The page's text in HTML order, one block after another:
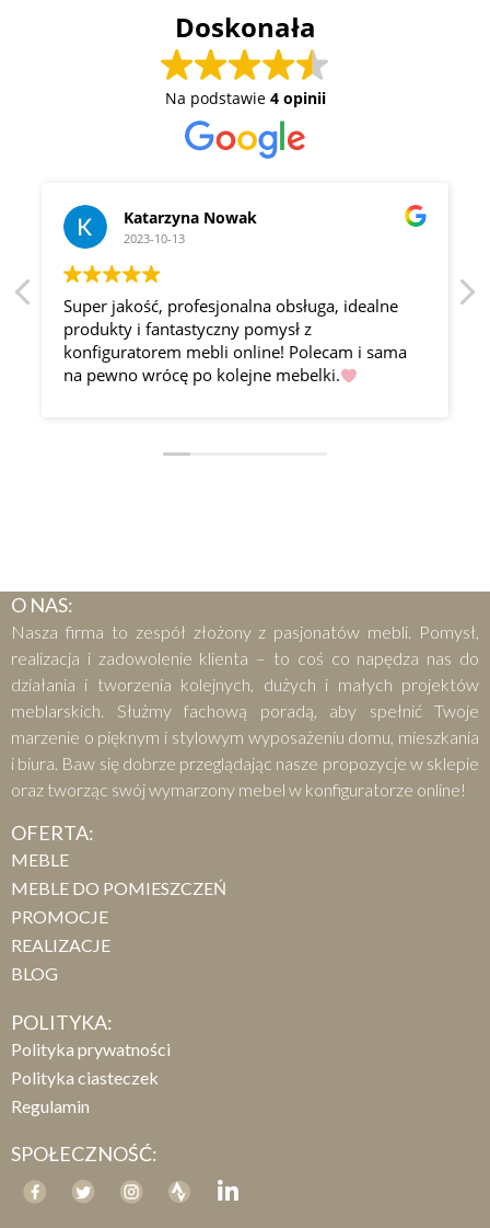
Doskonała
Na podstawie 4 opinii
Katarzyna Nowak
2023-10-13
Super jakość, profesjonalna obsługa, idealne
produkty i fantastyczny pomysł z
konfiguratorem mebli online! Polecam i sama
na pewno wrócę po kolejne mebelki.
O NAS:
Nasza firma to zespół złożony z pasjonatów mebli. Pomysł,
realizacja i zadowolenie klienta – to coś co napędza nas do
działania i tworzenia kolejnych, dużych i małych projektów
meblarskich. Służmy fachową poradą, aby spełnić Twoje
marzenie o pięknym i stylowym wyposażeniu domu, mieszkania
i biura. Baw się dobrze przeglądając nasze propozycje w sklepie
oraz tworząc swój wymarzony mebel w konfiguratorze online!
OFERTA:
MEBLE
MEBLE DO POMIESZCZEŃ
PROMOCJE
REALIZACJE
BLOG
POLITYKA:
Polityka prywatności
Polityka ciasteczek
Regulamin
SPOŁECZNOŚĆ: